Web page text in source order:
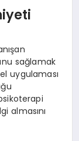
sağlamak
uygulaması
almasını